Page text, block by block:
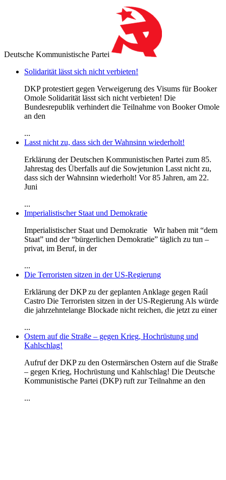
Deutsche Kommunistische Partei
Solidarität lässt sich nicht verbieten!
DKP protestiert gegen Verweigerung des Visums für Booker
Omole Solidarität lässt sich nicht verbieten! Die
Bundesrepublik verhindert die Teilnahme von Booker Omole
an den
...
Lasst nicht zu, dass sich der Wahnsinn wiederholt!
Erklärung der Deutschen Kommunistischen Partei zum 85.
Jahrestag des Überfalls auf die Sowjetunion Lasst nicht zu,
dass sich der Wahnsinn wiederholt! Vor 85 Jahren, am 22.
Juni
...
Imperialistischer Staat und Demokratie
Imperialistischer Staat und Demokratie Wir haben mit “dem
Staat” und der “bürgerlichen Demokratie” täglich zu tun –
privat, im Beruf, in der
...
Die Terroristen sitzen in der US-Regierung
Erklärung der DKP zu der geplanten Anklage gegen Raúl
Castro Die Terroristen sitzen in der US-Regierung Als würde
die jahrzehntelange Blockade nicht reichen, die jetzt zu einer
...
Ostern auf die Straße – gegen Krieg, Hochrüstung und
Kahlschlag!
Aufruf der DKP zu den Ostermärschen Ostern auf die Straße
– gegen Krieg, Hochrüstung und Kahlschlag! Die Deutsche
Kommunistische Partei (DKP) ruft zur Teilnahme an den
...